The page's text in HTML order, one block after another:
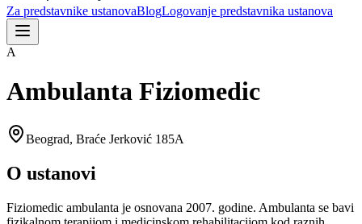
Za predstavnike ustanovaBlogLogovanje predstavnika ustanova
A
Ambulanta Fiziomedic
Beograd, Braće Jerković 185A
O ustanovi
Fiziomedic ambulanta je osnovana 2007. godine. Ambulanta se bavi